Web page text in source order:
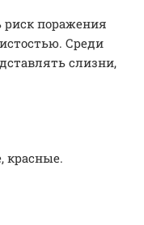
риск поражения
Среди
слизни,
красные.